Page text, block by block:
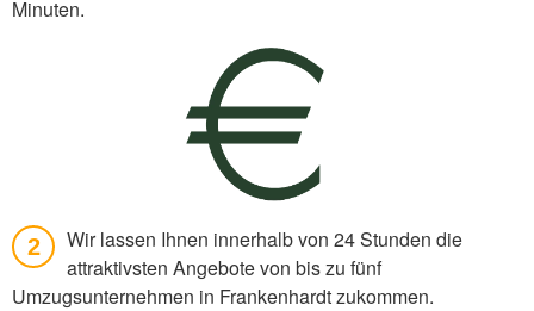
Minuten.
2
Wir lassen Ihnen innerhalb von 24 Stunden die
attraktivsten Angebote von bis zu fünf
Umzugsunternehmen in Frankenhardt zukommen.